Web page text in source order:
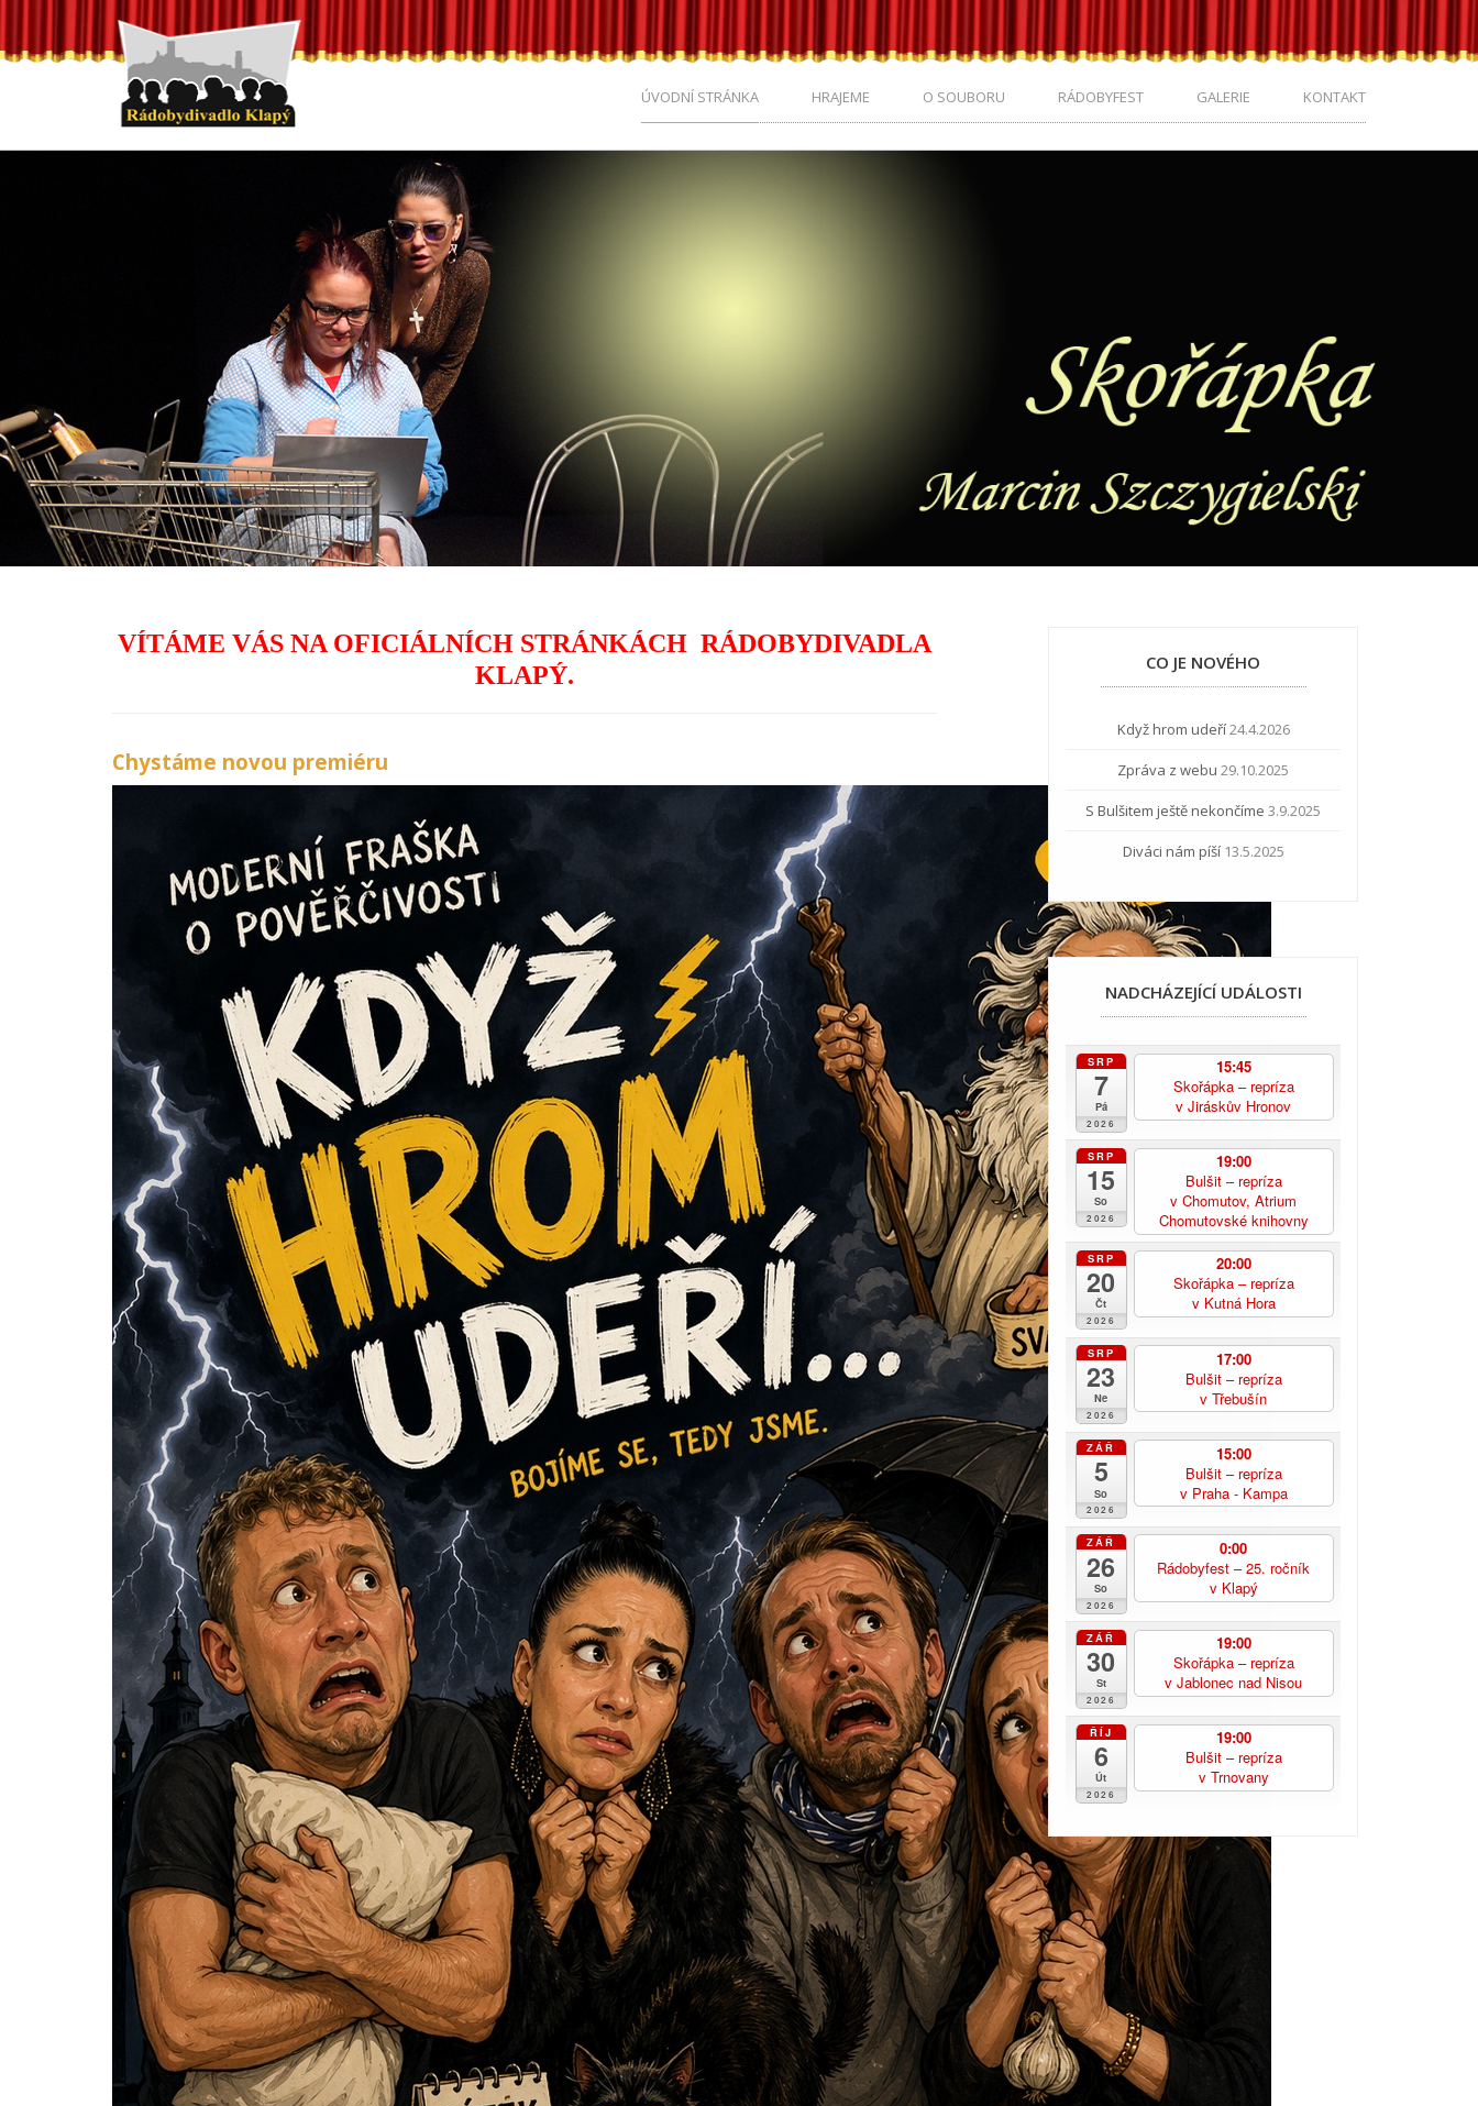
ÚVODNÍ STRÁNKA HRAJEME O SOUBORU RÁDOBYFEST GALERIE KONTAKT
VÍTÁME VÁS NA OFICIÁLNÍCH STRÁNKÁCH RÁDOBYDIVADLA
KLAPÝ.
Chystáme novou premiéru
CO JE NOVÉHO
Když hrom udeří24.4.2026
Zpráva z webu 29.10.2025
S Bulšitem ještě nekončíme 3.9.2025
Diváci nám píší13.5.2025
NADCHÁZEJÍCÍ UDÁLOSTI
SRP
7
Pá
2026
15:45
Skořápka – repríza
v Jiráskův Hronov
SRP
15
So
2026
19:00
Bulšit – repríza
v Chomutov, Atrium
Chomutovské knihovny
SRP
20
Čt
2026
20:00
Skořápka – repríza
v Kutná Hora
SRP
23
Ne
2026
17:00
Bulšit – repríza
v Třebušín
ZÁŘ
5
So
2026
15:00
Bulšit – repríza
v Praha - Kampa
ZÁŘ
26
So
2026
0:00
Rádobyfest – 25. ročník
v Klapý
ZÁŘ
30
St
2026
19:00
Skořápka – repríza
v Jablonec nad Nisou
ŘÍJ
6
Út
2026
19:00
Bulšit – repríza
v Trnovany